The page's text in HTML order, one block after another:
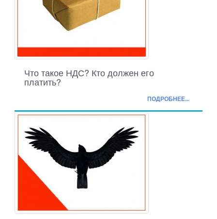
Что такое НДС? Кто должен его
платить?
ПОДРОБНЕЕ...